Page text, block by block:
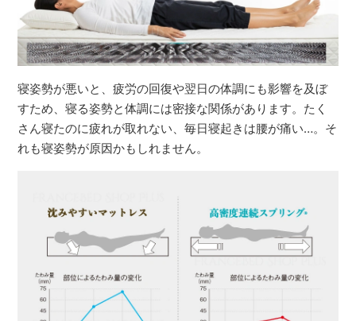
寝姿勢が悪いと、疲労の回復や翌日の体調にも影響を及ぼ
すため、寝る姿勢と体調には密接な関係があります。たく
さん寝たのに疲れが取れない、毎日寝起きは腰が痛い…。そ
れも寝姿勢が原因かもしれません。